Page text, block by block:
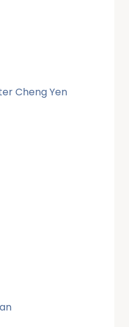
Cheng Yen